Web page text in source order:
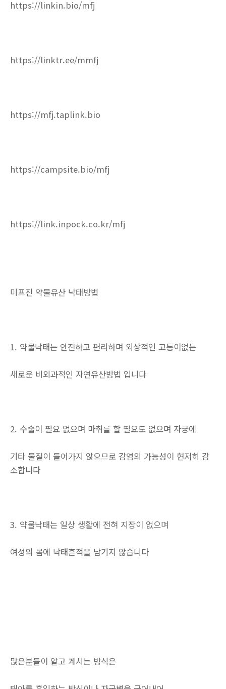
https://linkin.bio/mfj
https://linktr.ee/mmfj
https://mfj.taplink.bio
https://campsite.bio/mfj
https://link.inpock.co.kr/mfj
미프진 약물유산 낙태방법
1. 약물낙태는 안전하고 편리하며 외상적인 고통이없는
새로운 비외과적인 자연유산방법 입니다
2. 수술이 필요 없으며 마취를 할 필요도 없으며 자궁에
기타 물질이 들어가지 않으므로 감염의 가능성이 현저히 감
소합니다
3. 약물낙태는 일상 생활에 전혀 지장이 없으며
여성의 몸에 낙태흔적을 남기지 않습니다
많은분들이 알고 계시는 방식은